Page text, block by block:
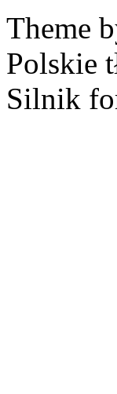
Theme
Polskie
Silnik